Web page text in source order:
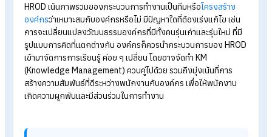
HRODย่อมาจาก Human Resource and Organization
บวนการพัฒนาทั้งบุคลากรและองค์กรให้มีประสิทธิภาพสามารถป